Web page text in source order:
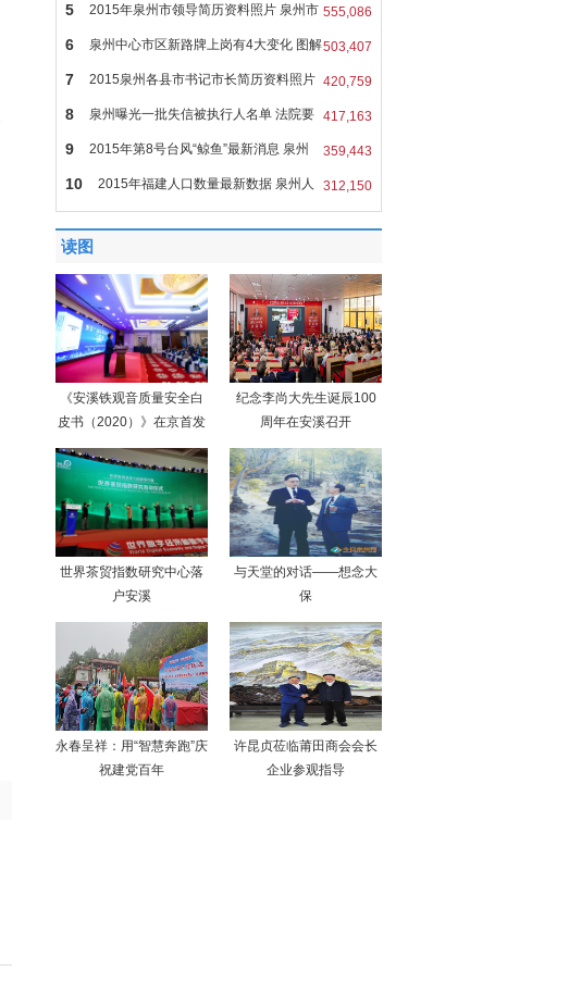
555,086
5 2015年泉州市领导简历资料照片 泉州市
503,407
6 泉州中心市区新路牌上岗有4大变化 图解
420,759
7 2015泉州各县市书记市长简历资料照片
417,163
8 泉州曝光一批失信被执行人名单 法院要
359,443
9 2015年第8号台风“鲸鱼”最新消息 泉州
312,150
10 2015年福建人口数量最新数据 泉州人
口8
读图
《安溪铁观音质量安全白
皮书（2020）》在京首发
纪念李尚大先生诞辰100
周年在安溪召开
世界茶贸指数研究中心落
户安溪
与天堂的对话——想念大
保
永春呈祥：用“智慧奔跑”庆
祝建党百年
许昆贞莅临莆田商会会长
企业参观指导